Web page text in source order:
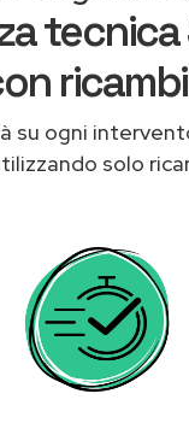
tecnica
su ogni
solo